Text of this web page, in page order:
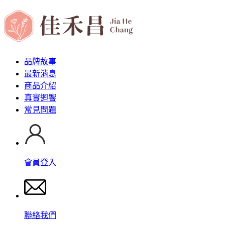
品牌故事
最新消息
商品介紹
真實迴響
常見問題
會員登入
聯絡我們